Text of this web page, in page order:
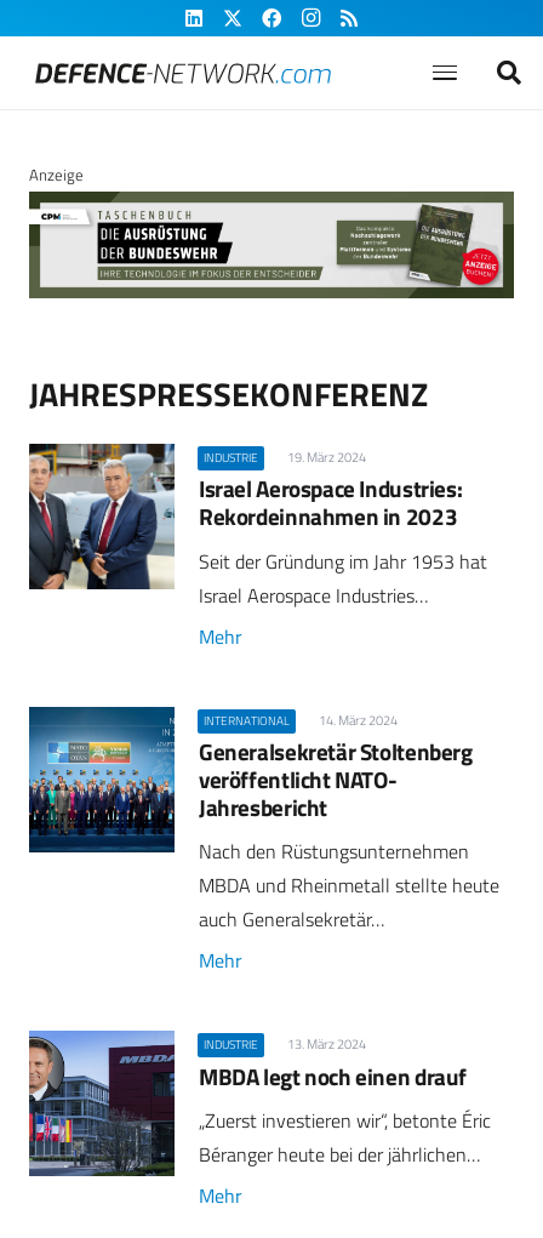
Anzeige
JAHRESPRESSEKONFERENZ
INDUSTRIE 19. März 2024
Israel Aerospace Industries:
Rekordeinnahmen in 2023
Seit der Gründung im Jahr 1953 hat
Israel Aerospace Industries…
Mehr
INTERNATIONAL 14. März 2024
Generalsekretär Stoltenberg
veröffentlicht NATO-
Jahresbericht
Nach den Rüstungsunternehmen
MBDA und Rheinmetall stellte heute
auch Generalsekretär…
Mehr
INDUSTRIE 13. März 2024
MBDA legt noch einen drauf
„Zuerst investieren wir“, betonte Éric
Béranger heute bei der jährlichen…
Mehr